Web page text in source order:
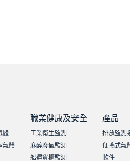
體
氣體
職業健康及安全
工業衛生監測
麻醉廢氣監測
船運貨櫃監測
產品
排放監測
便攜式氣
軟件